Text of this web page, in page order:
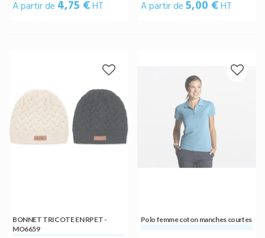
A partir de 4,75 €HT A partir de5,00 €HT
BONNET TRICOTE EN RPET -
MO6659
Polo femme coton manches courtes